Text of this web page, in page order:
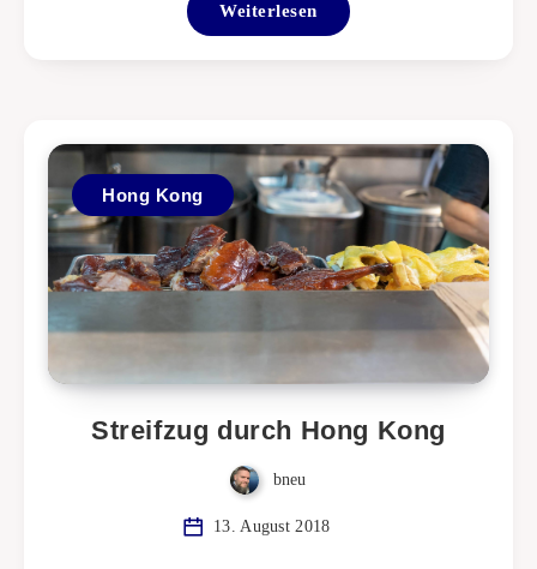
Weiterlesen
Hong Kong
Streifzug durch Hong Kong
bneu
13. August 2018